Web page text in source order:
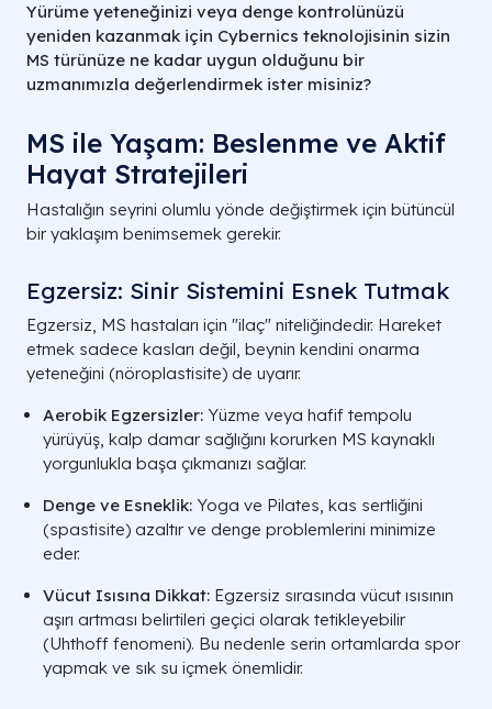
Yürüme yeteneğinizi veya denge kontrolünüzü
yeniden kazanmak için Cybernics teknolojisinin sizin
MS türünüze ne kadar uygun olduğunu bir
uzmanımızla değerlendirmek ister misiniz?
MS ile Yaşam: Beslenme ve Aktif
Hayat Stratejileri
Hastalığın seyrini olumlu yönde değiştirmek için bütüncül
bir yaklaşım benimsemek gerekir.
Egzersiz: Sinir Sistemini Esnek Tutmak
Egzersiz, MS hastaları için "ilaç" niteliğindedir. Hareket
etmek sadece kasları değil, beynin kendini onarma
yeteneğini (nöroplastisite) de uyarır.
Aerobik Egzersizler: Yüzme veya hafif tempolu
yürüyüş, kalp damar sağlığını korurken MS kaynaklı
yorgunlukla başa çıkmanızı sağlar.
Denge ve Esneklik: Yoga ve Pilates, kas sertliğini
(spastisite) azaltır ve denge problemlerini minimize
eder.
Vücut Isısına Dikkat: Egzersiz sırasında vücut ısısının
aşırı artması belirtileri geçici olarak tetikleyebilir
(Uhthoff fenomeni). Bu nedenle serin ortamlarda spor
yapmak ve sık su içmek önemlidir.